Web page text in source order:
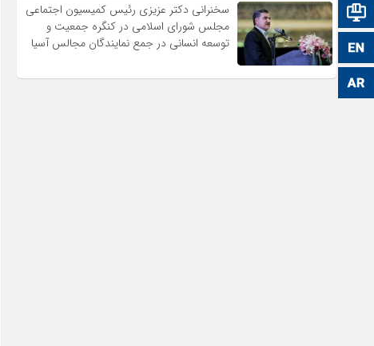
اطلاعات سایت
زبان انگلیسی
زبان عربی
سخنرانى دکتر عزیزى رئیس کمیسیون اجتماعى
مجلس شوراى اسلامى در کنگره جمعیت و
توسعه انسانى در جمع نمایندگان مجالس آسیا